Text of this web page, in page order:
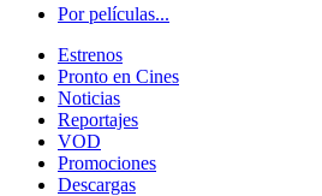
Por películas...
Estrenos
Pronto en Cines
Noticias
Reportajes
VOD
Promociones
Descargas